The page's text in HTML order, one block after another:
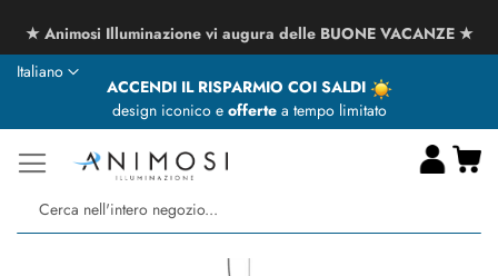
★ Animosi Illuminazione vi augura delle BUONE VACANZE ★
ACCENDI IL RISPARMIO COI SALDI
design iconico e offertea tempo limitato
Lingua
Italiano